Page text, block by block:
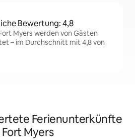
Bewertung: 4,8
Myers werden von Gästen
– im Durchschnitt mit 4,8 von
Ferienunterkünfte
Myers